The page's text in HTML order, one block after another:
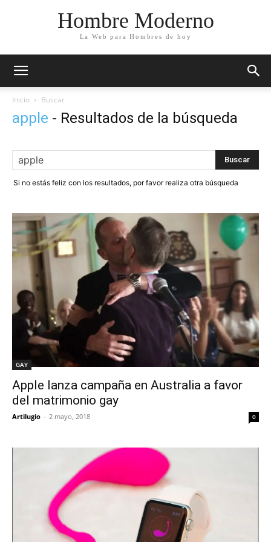
Hombre Moderno
La Web para Hombres de hoy
Inicio Buscar
apple - Resultados de la búsqueda
Si no estás feliz con los resultados, por favor realiza otra búsqueda
GAY
Apple lanza campaña en Australia a favor
del matrimonio gay
Artilugio - 2 mayo, 2018 0